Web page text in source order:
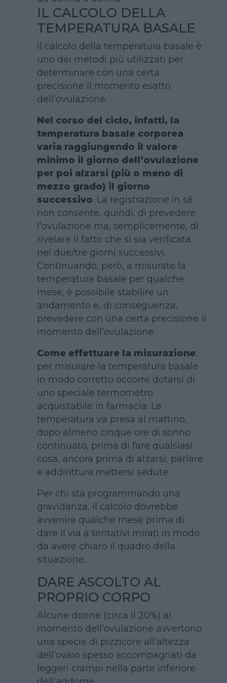
IL CALCOLO DELLA
TEMPERATURA BASALE
Il calcolo della temperatura basale è
uno dei metodi più utilizzati per
determinare con una certa
precisione il momento esatto
dell’ovulazione.
Nel corso del ciclo, infatti, la
temperatura basale corporea
varia raggiungendo il valore
minimo il giorno dell’ovulazione
per poi alzarsi (più o meno di
mezzo grado) il giorno
successivo. La registrazione in sé
non consente, quindi, di prevedere
l’ovulazione ma, semplicemente, di
rivelare il fatto che si sia verificata
nei due/tre giorni successivi.
Continuando, però, a misurate la
temperatura basale per qualche
mese, è possibile stabilire un
andamento e, di conseguenza,
prevedere con una certa precisione il
momento dell’ovulazione.
Come effettuare la misurazione:
per misurare la temperatura basale
in modo corretto occorre dotarsi di
uno speciale termometro
acquistabile in farmacia. La
temperatura va presa al mattino,
dopo almeno cinque ore di sonno
continuato, prima di fare qualsiasi
cosa, ancora prima di alzarsi, parlare
e addirittura mettersi sedute.
Per chi sta programmando una
gravidanza, il calcolo dovrebbe
avvenire qualche mese prima di
dare il via a tentativi mirati in modo
da avere chiaro il quadro della
situazione.
DARE ASCOLTO AL
PROPRIO CORPO
Alcune donne (circa il 20%) al
momento dell’ovulazione avvertono
una specie di pizzicore all’altezza
dell’ovaio spesso accompagnati da
leggeri crampi nella parte inferiore